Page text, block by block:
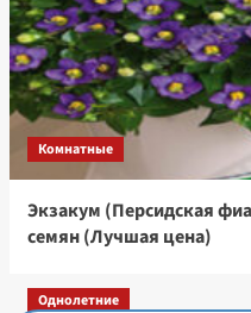
Комнатные
Экзакум (Персидская
семян (Лучшая цена)
Однолетние